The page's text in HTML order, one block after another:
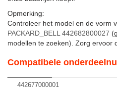
Opmerking:
Controleer het model en de vorm
PACKARD_BELL 442682800027
modellen te zoeken). Zorg ervoor
Compatibele
442677000001